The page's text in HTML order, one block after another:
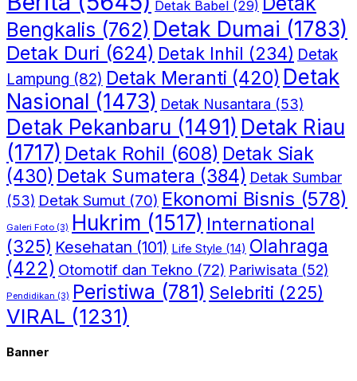
Detak Babel (29)
Bengkalis (762) Detak Dumai (1783)
Detak Duri (624) Detak Inhil (234) Detak
Lampung (82) Detak Meranti (420) Detak
Nasional (1473) Detak Nusantara (53)
Detak Pekanbaru (1491) Detak Riau
(1717) Detak Rohil (608) Detak Siak
(430) Detak Sumatera (384) Detak Sumbar
(53) Detak Sumut (70) Ekonomi Bisnis (578)
Galeri Foto (3) Hukrim (1517) International
(325) Kesehatan (101) Life Style (14) Olahraga
(422) Otomotif dan Tekno (72) Pariwisata (52)
Pendidikan (3) Peristiwa (781) Selebriti (225)
VIRAL (1231)
Banner